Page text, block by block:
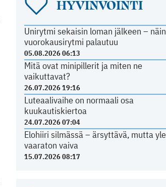
HYVINVOINTI
Unirytmi sekaisin loman jälkeen – näin
vuorokausirytmi palautuu
05.08.2026 06:13
Mitä ovat minipillerit ja miten ne
vaikuttavat?
26.07.2026 19:16
Luteaalivaihe on normaali osa
kuukautiskiertoa
24.07.2026 07:04
Elohiiri silmässä – ärsyttävä, mutta
vaaraton vaiva
15.07.2026 08:17